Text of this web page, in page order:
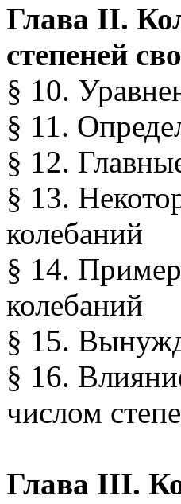
Глава II.
степеней
§ 10.
§ 11.
§ 12.
§ 13.
колебаний
§ 14.
колебаний
§ 15.
§ 16.
числом
Глава III.